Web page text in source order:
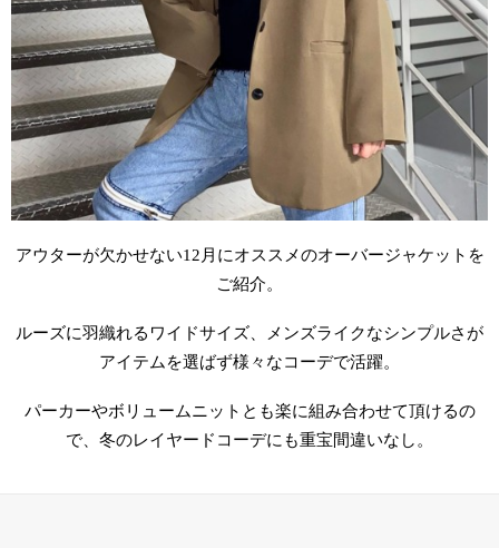
アウターが欠かせない12 月にオススメのオーバージャケットを
ご紹介。
ルーズに羽織れるワイドサイズ、メンズライクなシンプルさが
アイテムを選ばず様々なコーデで活躍。
パーカーやボリュームニットとも楽に組み合わせて頂けるの
で、冬のレイヤードコーデにも重宝間違いなし。